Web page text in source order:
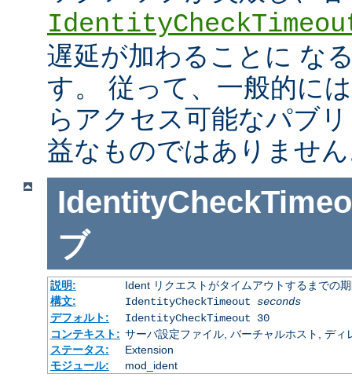
遅延が加わることに な
す。 従って、一般的に
らアクセス可能なパブ
益なものではありませ
ブ
説明:
Ident リクエストがタイムアウトするまでの
構文:
IdentityCheckTimeout seconds
デフォルト:
IdentityCheckTimeout 30
コンテキスト: サーバ設定ファイル, バーチャルホスト, ディ
ステータス:
Extension
モジュール:
mod_ident